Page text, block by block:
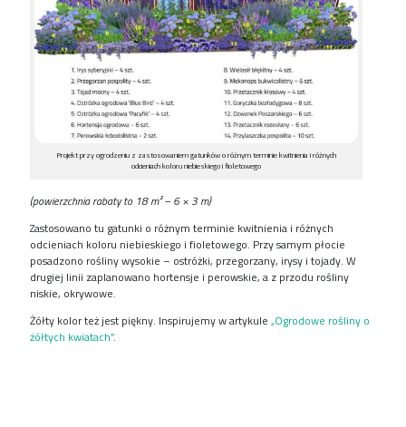
Projekt przy ogrodzeniu z zastosowaniem gatunków o różnym terminie kwitnienia i różnych
odcieniach koloru niebieskiego i fioletowego
(powierzchnia rabaty to 18 m²– 6× 3 m)
Zastosowano tu gatunki o różnym terminie kwitnienia i różnych
odcieniach koloru niebieskiego i fioletowego. Przy samym płocie
posadzono rośliny wysokie – ostróżki, przegorzany, irysy i tojady. W
drugiej linii zaplanowano hortensje i perowskie, a z przodu rośliny
niskie, okrywowe.
Żółty kolor też jest piękny. Inspirujemy w artykule „Ogrodowe rośliny o
żółtych kwiatach”.